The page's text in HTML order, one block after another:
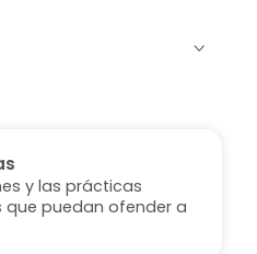
y las prácticas
que puedan ofender a